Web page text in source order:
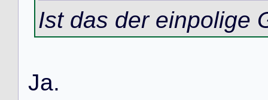
Ist das der einpolige
Ja.